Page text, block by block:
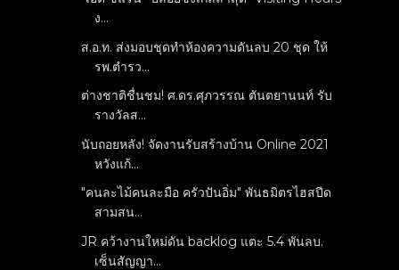
ง...
ส.อ.ท. ส่งมอบชุดทำห้องความดันลบ 20 ชุด ให้
รพ.ตำรว...
ต่างชาติชื่นชม! ศ.ดร.ศุภวรรณ ตันตยานนท์ รับ
รางวัลส...
นับถอยหลัง! จัดงานรับสร้างบ้าน Online 2021
หวังแก้...
"คนละไม้คนละมือ​ ครัวปันอิ่ม​" พันธมิตรไฮสปีด
สามสน...
JR คว้างานใหม่ดัน backlog แตะ 5.4 พันลบ.
เซ็นสัญญา...